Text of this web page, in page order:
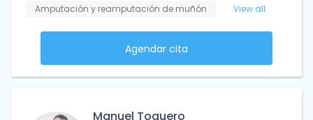
Amputación y reamputación de muñón
View all
Agendar cita
Manuel Toquero